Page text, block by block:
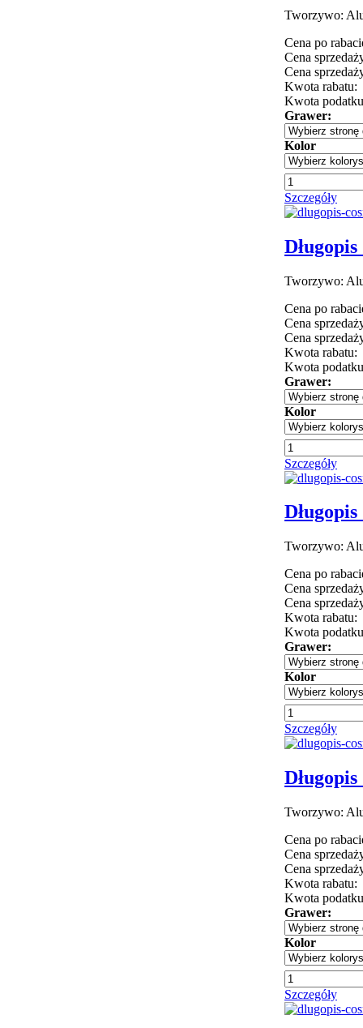
Tworzywo:
Cena po
Cena
Cena
Kwota rabatu:
Kwota
Grawer:
Kolor
Szczegóły
Tworzywo:
Cena po
Cena
Cena
Kwota rabatu:
Kwota
Grawer:
Kolor
Szczegóły
Tworzywo:
Cena po
Cena
Cena
Kwota rabatu:
Kwota
Grawer:
Kolor
Szczegóły
Tworzywo:
Cena po
Cena
Cena
Kwota rabatu:
Kwota
Grawer:
Kolor
Szczegóły